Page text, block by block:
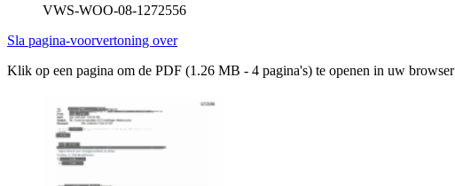
VWS-WOO-08-1272556
Sla pagina-voorvertoning over
Klik op een pagina om de PDF (1.26 MB - 4 pagina's) te openen in uw browser